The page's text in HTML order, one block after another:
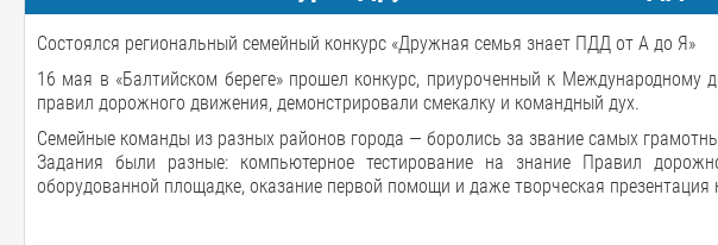
Состоялся региональный семейный конкурс «Дружная семья знает ПДД от А до Я»
16 мая в «Балтийском береге» прошел конкурс, приуроченный к
правил дорожного движения, демонстрировали смекалку и командный дух.
Семейные команды из разных районов города — боролись за звание самых
Задания были разные: компьютерное тестирование на знание Правил
оборудованной площадке, оказание первой помощи и даже творческая презентация